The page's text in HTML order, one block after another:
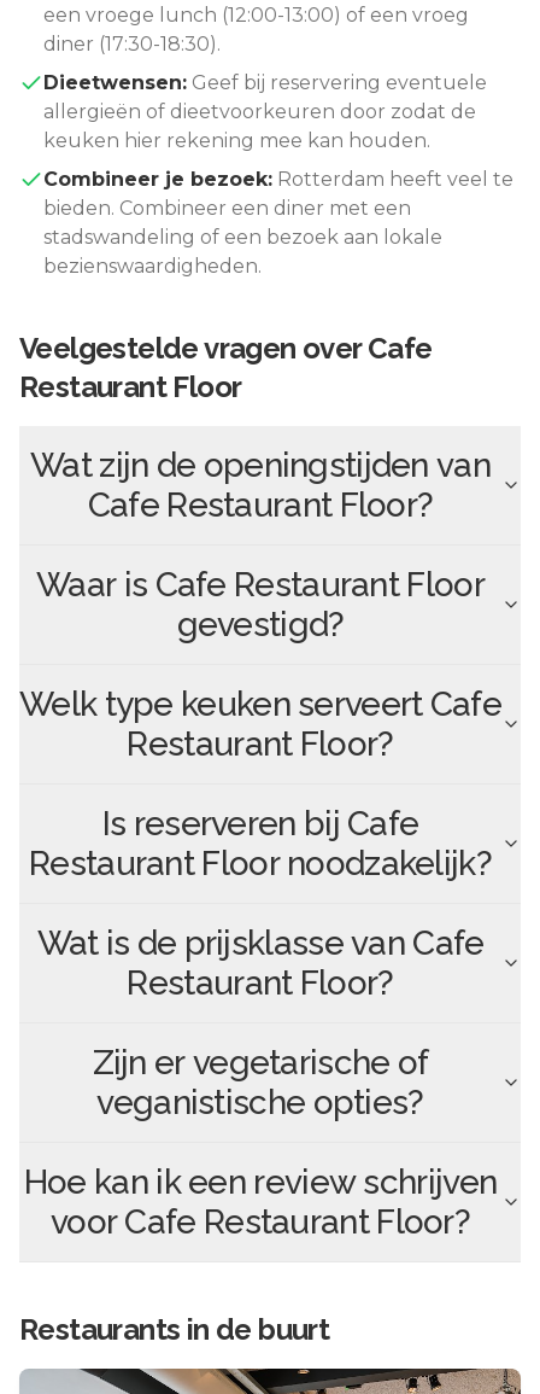
een vroege lunch (12:00-13:00) of een vroeg
diner (17:30-18:30).
Dieetwensen: Geef bij reservering eventuele
allergieën of dieetvoorkeuren door zodat de
keuken hier rekening mee kan houden.
Combineer je bezoek: Rotterdam heeft veel te
bieden. Combineer een diner met een
stadswandeling of een bezoek aan lokale
bezienswaardigheden.
Veelgestelde vragen overCafe
Restaurant Floor
Wat zijn de openingstijden van
Cafe Restaurant Floor?
Waar is Cafe Restaurant Floor
gevestigd?
Welk type keuken serveert Cafe
Restaurant Floor?
Is reserveren bij Cafe
Restaurant Floornoodzakelijk?
Wat is de prijsklasse van Cafe
Restaurant Floor?
Zijn er vegetarische of
veganistische opties?
Hoe kan ik een review schrijven
voorCafe Restaurant Floor?
Restaurants in de buurt